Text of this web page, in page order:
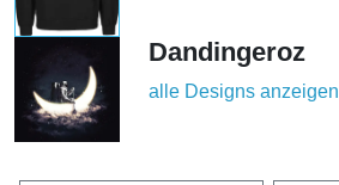
Dandingeroz
alle Designs anzeigen